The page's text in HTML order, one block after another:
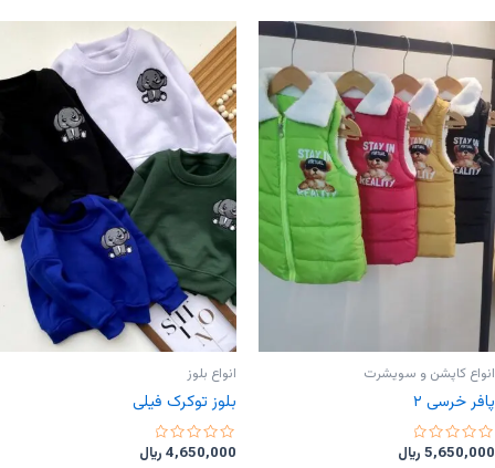
مختلفی
می
باشد.
گزینه
ها
ممکن
است
در
صفحه
محصول
مختلفی
می
باشد.
گزینه
ها
است
در
صفحه
محصول
انتخاب
شوند
انواع کاپشن و سویشرت
پافر خرسی ۲
امتیاز
5,650,000 ﷼
انواع بلوز
بلوز توکرک فیلی
امتیاز
4,650,000 ﷼